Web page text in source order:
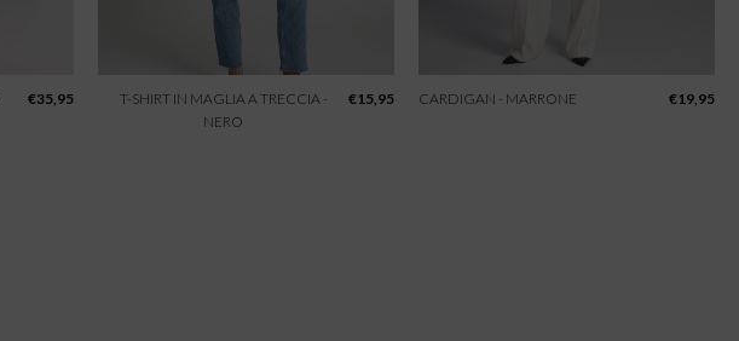
€35,95
T-SHIRT IN MAGLIA A TRECCIA -
NERO
€15,95 CARDIGAN - MARRONE €19,95